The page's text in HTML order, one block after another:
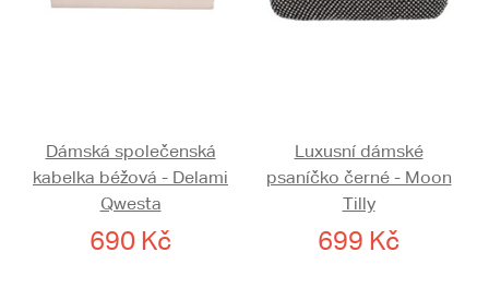
Dámská společenská
kabelka béžová - Delami
Qwesta
690 Kč
Luxusní dámské
psaníčko černé - Moon
Tilly
699 Kč